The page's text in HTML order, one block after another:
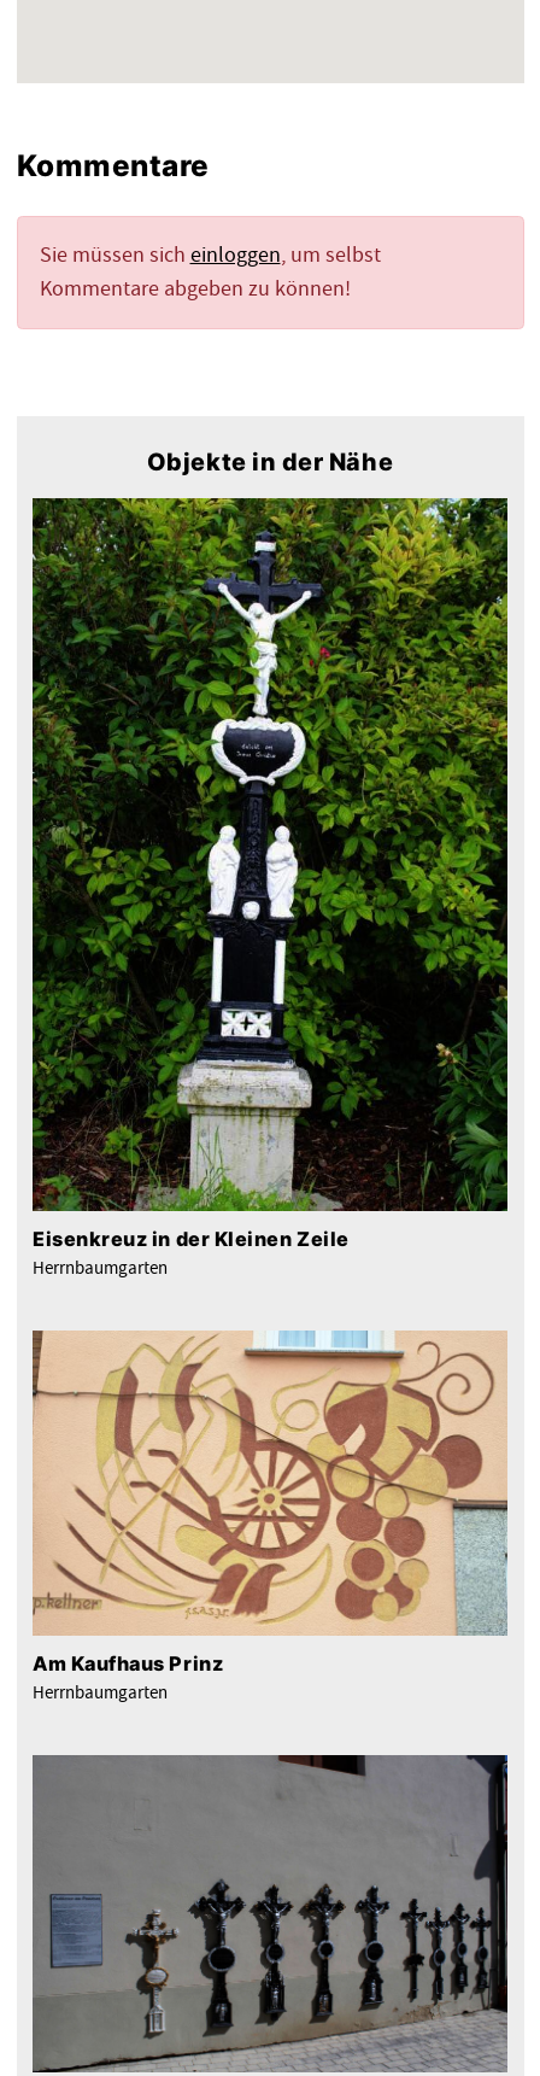
Kommentare
Sie müssen sich einloggen, um selbst
Kommentare abgeben zu können!
Objekte in der Nähe
Eisenkreuz in der Kleinen Zeile
Herrnbaumgarten
Am Kaufhaus Prinz
Herrnbaumgarten